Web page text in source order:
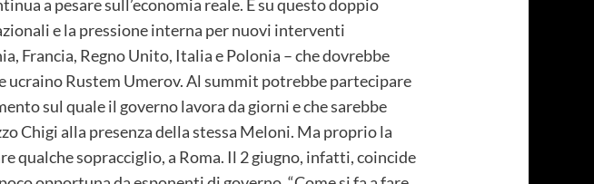
a pesare sull’economia reale. È su questo doppio
e la pressione interna per nuovi interventi
Francia, Regno Unito, Italia e Polonia – che dovrebbe
Rustem Umerov. Al summit potrebbe partecipare
sul quale il governo lavora da giorni e che sarebbe
Chigi alla presenza della stessa Meloni. Ma proprio la
qualche sopracciglio, a Roma. Il 2 giugno, infatti, coincide